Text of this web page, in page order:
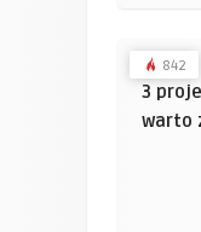
842
3
warto